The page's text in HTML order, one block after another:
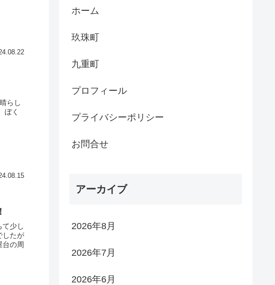
らし
ぼく
少し
したが
の周
ホーム
玖珠町
九重町
プロフィール
プライバシーポリシー
お問合せ
アーカイブ
2026年8月
2026年7月
2026年6月